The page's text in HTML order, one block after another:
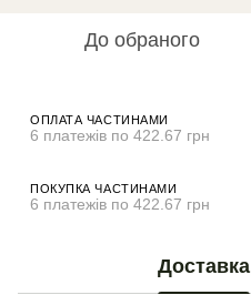
До обраного
ОПЛАТА ЧАСТИНАМИ
6 платежів по 422.67 грн
ПОКУПКА ЧАСТИНАМИ
6 платежів по 422.67 грн
Доставка